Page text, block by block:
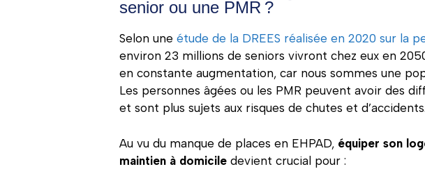
senior ou une PMR ?
Selon uneétude de la DREES réalisée en 2020 sur la
environ 23 millions de seniors vivront chez eux en
en constante augmentation, car nous sommes une
Les personnes âgées ou les PMR peuvent avoir des
et sont plus sujets aux risques de chutes et d’accidents.
Au vu du manque de places en EHPAD, équiper son
maintien à domicile devient crucial pour :